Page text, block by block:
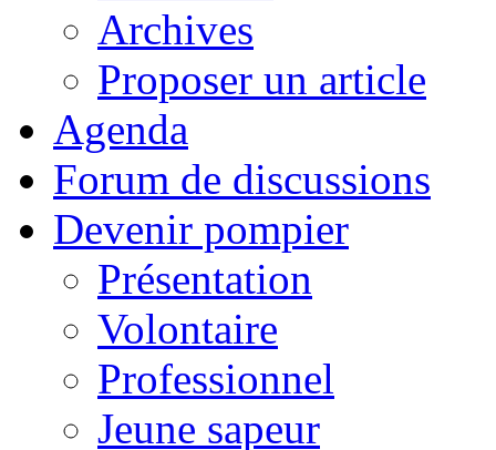
Archives
Proposer un article
Agenda
Forum de discussions
Devenir pompier
Présentation
Volontaire
Professionnel
Jeune sapeur